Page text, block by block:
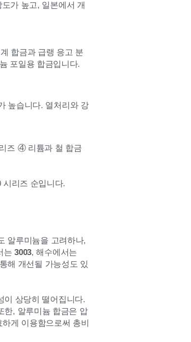
가 높고, 일본에서 개
합금과 급랭 응고 분
포일용 합금입니다.
높습니다. 열처리와 강
즈 ④ 리튬과 철 합금
리즈 순입니다.
알루미늄을 고려하나,
는3003, 해수에서는
해 개선될 가능성도 있
이 상당히 떨어집니다.
한, 알루미늄 합금은 압
게 이용함으로써 총비